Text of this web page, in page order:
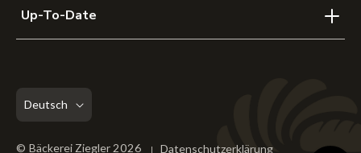
Up-To-Date
Deutsch
©Bäckerei Ziegler 2026 Datenschutzerklärung